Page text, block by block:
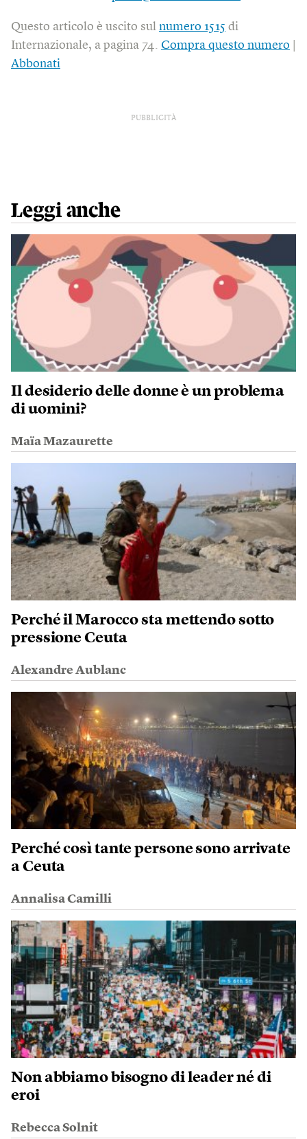
Questo articolo è uscito sul numero 1515 di
Internazionale, a pagina 74. Compra questo numero
Abbonati
PUBBLICITÀ
Leggi anche
Il desiderio delle donne è un problema
di uomini?
Maïa Mazaurette
Perché il Marocco sta mettendo sotto
pressione Ceuta
Alexandre Aublanc
Perché così tante persone sono arrivate
a Ceuta
Annalisa Camilli
Non abbiamo bisogno di leader né di
eroi
Rebecca Solnit